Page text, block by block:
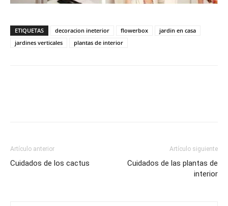
ETIQUETAS decoracion ineterior flowerbox
jardin en casa
jardines verticales
plantas de interior
Artículo anterior
Cuidados de los cactus
Artículo siguiente
Cuidados de las plantas de
interior